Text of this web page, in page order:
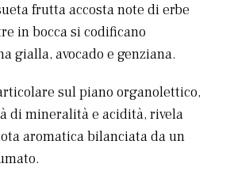
frutta accosta note di erbe
in bocca si codificano
gialla, avocado e genziana.
sul piano organolettico,
di mineralità e acidità, rivela
aromatica bilanciata da un